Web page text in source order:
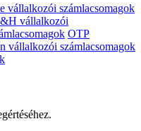
vállalkozói számlacsomagok
vállalkozói
OTP
vállalkozói számlacsomagok